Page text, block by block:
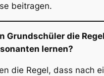
beitragen.
Grundschüler die
lernen?
die Regel, dass nach